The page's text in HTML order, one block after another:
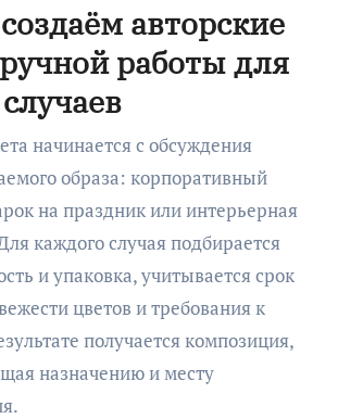
авторские
работы для
начинается с обсуждения
образа: корпоративный
на праздник или интерьерная
каждого случая подбирается
и упаковка, учитывается срок
цветов и требования к
получается композиция,
назначению и месту